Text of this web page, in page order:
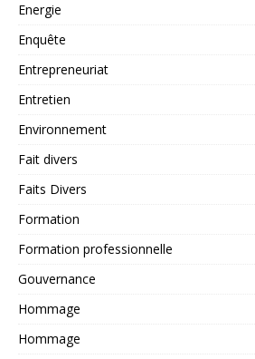
Energie
Enquête
Entrepreneuriat
Entretien
Environnement
Fait divers
Faits Divers
Formation
Formation professionnelle
Gouvernance
Hommage
Hommage